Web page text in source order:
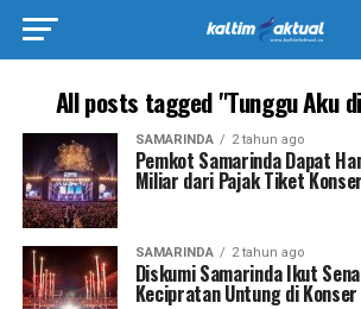
All posts tagged "Tunggu Aku
SAMARINDA 2 tahun ago
Pemkot Samarinda Dapat
Miliar dari Pajak Tiket
SAMARINDA 2 tahun ago
Diskumi Samarinda Ikut
Kecipratan Untung di Konser